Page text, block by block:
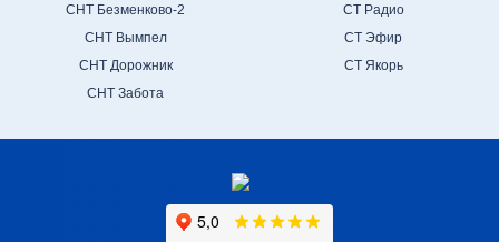
СНТ Безменково-2
СНТ Вымпел
СНТ Дорожник
СНТ Забота
СТ Радио
СТ Эфир
СТ Якорь